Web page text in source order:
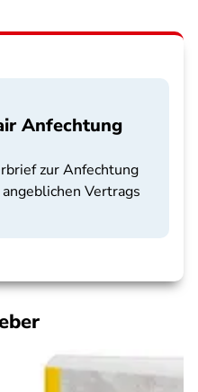
Anfechtung
zur Anfechtung
Vertrags